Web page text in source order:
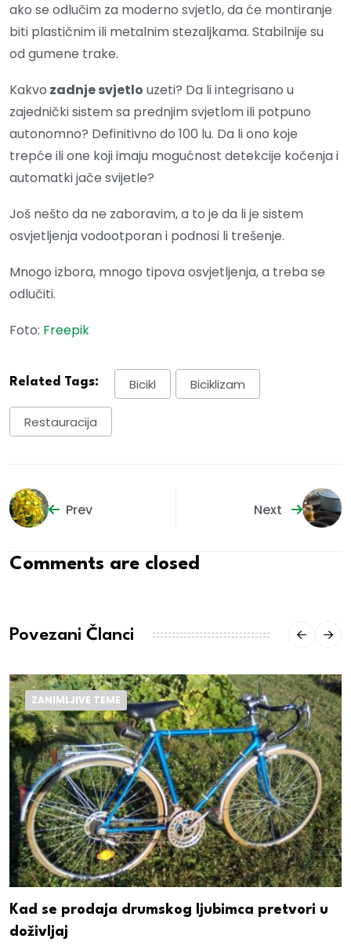
ako se odlučim za moderno svjetlo, da će montiranje
biti plastičnim ili metalnim stezaljkama. Stabilnije su
od gumene trake.
Kakvo zadnje svjetlo uzeti? Da li integrisano u
zajednički sistem sa prednjim svjetlom ili potpuno
autonomno? Definitivno do 100 lu. Da li ono koje
trepće ili one koji imaju mogućnost detekcije kočenja i
automatki jače svijetle?
Još nešto da ne zaboravim, a to je da li je sistem
osvjetljenja vodootporan i podnosi li trešenje.
Mnogo izbora, mnogo tipova osvjetljenja, a treba se
odlučiti.
Foto: Freepik
Related Tags: Bicikl Biciklizam
Restauracija
Prev Next
Comments are closed
Povezani Članci
ZANIMLJIVE TEME
Kad se prodaja drumskog ljubimca pretvori u
doživljaj